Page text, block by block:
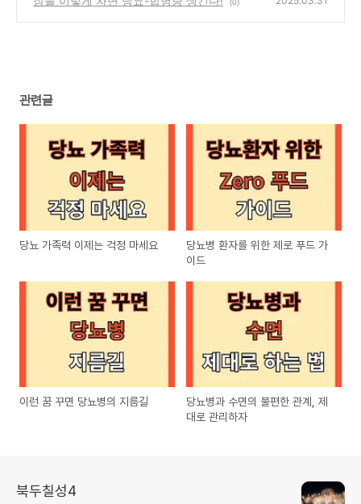
(0)
관련글
당뇨 가족력 이제는 걱정 마세요
당뇨병 환자를 위한 제로 푸드 가
이드
이런 꿈 꾸면 당뇨병의 지름길
당뇨병과 수면의 불편한 관계, 제
대로 관리하자
북두칠성4